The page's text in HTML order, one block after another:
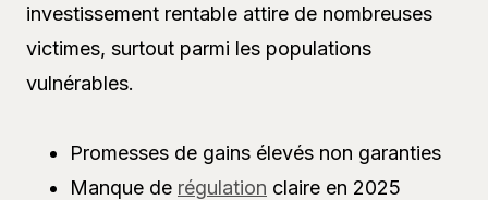
investissement rentable attire de nombreuses
victimes, surtout parmi les populations
vulnérables.
Promesses de gains élevés non garanties
Manque de régulation claire en 2025